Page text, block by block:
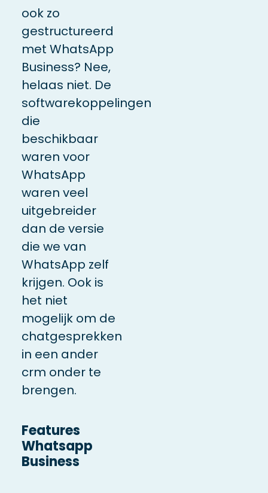
ook zo
gestructureerd
met WhatsApp
Business? Nee,
helaas niet. De
softwarekoppelingen
die
beschikbaar
waren voor
WhatsApp
waren veel
uitgebreider
dan de versie
die we van
WhatsApp zelf
krijgen. Ook is
het niet
mogelijk om de
chatgesprekken
in een ander
crm onder te
brengen.
Features
Whatsapp
Business